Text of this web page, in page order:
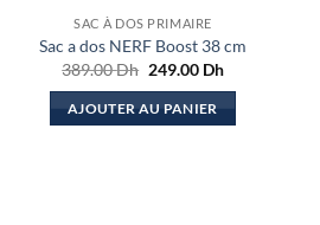
SAC À DOS PRIMAIRE
Sac a dos NERF Boost 38 cm
389.00Dh Le
initial
était :
249.00 DhLe
AJOUTER AU PANIER